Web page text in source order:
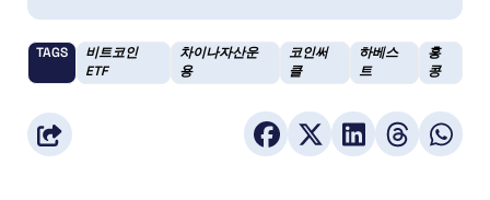
TAGS
비트코인
ETF
차이나자산운
용
코인써
클
하베스
트
홍
콩